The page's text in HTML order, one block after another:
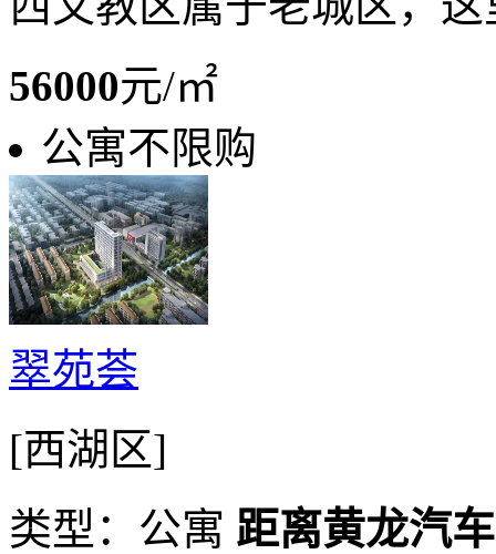
56000元/㎡
公寓不限购
翠苑荟
[西湖区]
类型：公寓 距离黄龙汽